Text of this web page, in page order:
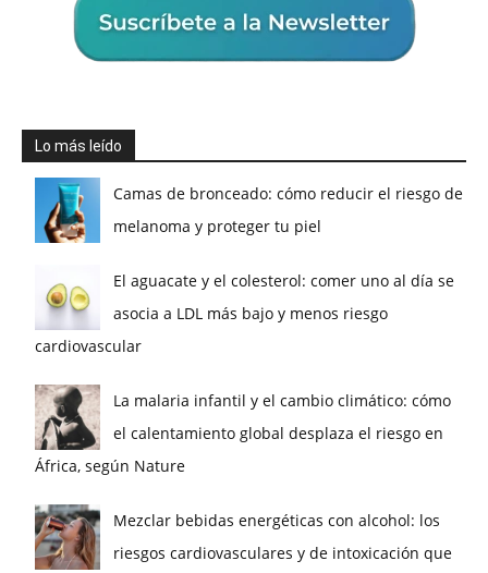
Lo más leído
Camas de bronceado: cómo reducir el riesgo de
melanoma y proteger tu piel
El aguacate y el colesterol: comer uno al día se
asocia a LDL más bajo y menos riesgo
cardiovascular
La malaria infantil y el cambio climático: cómo
el calentamiento global desplaza el riesgo en
África, según Nature
Mezclar bebidas energéticas con alcohol: los
riesgos cardiovasculares y de intoxicación que